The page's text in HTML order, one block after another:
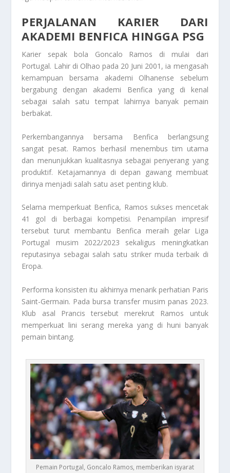
PERJALANAN KARIER DARI
AKADEMI BENFICA HINGGA PSG
Karier sepak bola Goncalo Ramos di mulai dari
Portugal. Lahir di Olhao pada 20 Juni 2001, ia mengasah
kemampuan bersama akademi Olhanense sebelum
bergabung dengan akademi Benfica yang di kenal
sebagai salah satu tempat lahirnya banyak pemain
berbakat.
Perkembangannya bersama Benfica berlangsung
sangat pesat. Ramos berhasil menembus tim utama
dan menunjukkan kualitasnya sebagai penyerang yang
produktif. Ketajamannya di depan gawang membuat
dirinya menjadi salah satu aset penting klub.
Selama memperkuat Benfica, Ramos sukses mencetak
41 gol di berbagai kompetisi. Penampilan impresif
tersebut turut membantu Benfica meraih gelar Liga
Portugal musim 2022/2023 sekaligus meningkatkan
reputasinya sebagai salah satu striker muda terbaik di
Eropa.
Performa konsisten itu akhirnya menarik perhatian Paris
Saint-Germain. Pada bursa transfer musim panas 2023.
Klub asal Prancis tersebut merekrut Ramos untuk
memperkuat lini serang mereka yang di huni banyak
pemain bintang.
Pemain Portugal, Goncalo Ramos, memberikan isyarat